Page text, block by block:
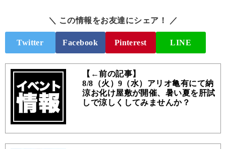
＼ この情報をお友達にシェア！ ／
Twitter Facebook Pinterest LINE
【←前の記事】
8/8（火）9（水）アリオ亀有にて納
涼お化け屋敷が開催、暑い夏を肝試
しで涼しくしてみませんか？